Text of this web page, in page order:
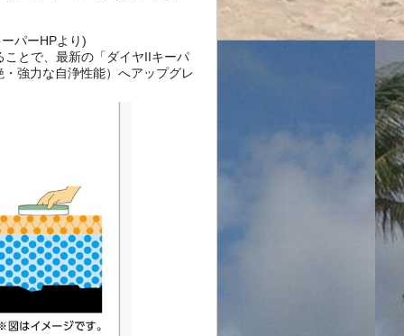
パーHPより)
ことで、最新の「ダイヤIIキーパ
強力な自浄性能）へアップグレ